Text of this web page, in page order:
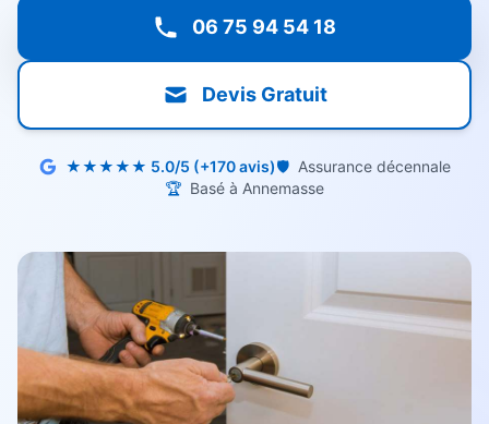
06 75 94 54 18
Devis Gratuit
★★★★★ 5.0/5 (+170 avis)🛡️ Assurance décennale
🏆 Basé à Annemasse